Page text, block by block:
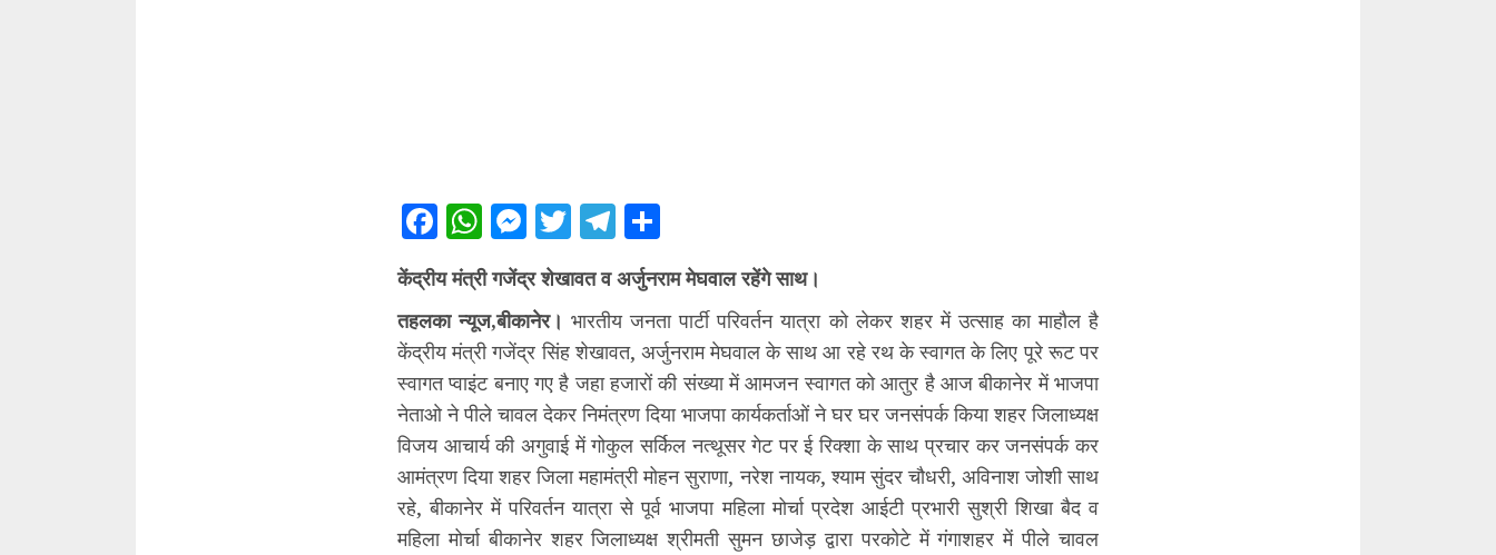
Facebook
WhatsApp
Messenger
TwitterTelegram
केंद्रीय मंत्री गजेंद्र शेखावत व अर्जुनराम मेघवाल रहेंगे साथ।
तहलका न्यूज,बीकानेर। भारतीय जनता पार्टी परिवर्तन यात्रा को लेकर शहर में उत्साह का माहौल है
केंद्रीय मंत्री गजेंद्र सिंह शेखावत, अर्जुनराम मेघवाल के साथ आ रहे रथ के स्वागत के लिए पूरे रूट पर
स्वागत प्वाइंट बनाए गए है जहा हजारों की संख्या में आमजन स्वागत को आतुर है आज बीकानेर में भाजपा
नेताओ ने पीले चावल देकर निमंत्रण दिया भाजपा कार्यकर्ताओं ने घर घर जनसंपर्क किया शहर जिलाध्यक्ष
विजय आचार्य की अगुवाई में गोकुल सर्किल नत्थूसर गेट पर ई रिक्शा के साथ प्रचार कर जनसंपर्क कर
आमंत्रण दिया शहर जिला महामंत्री मोहन सुराणा, नरेश नायक, श्याम सुंदर चौधरी, अविनाश जोशी साथ
रहे, बीकानेर में परिवर्तन यात्रा से पूर्व भाजपा महिला मोर्चा प्रदेश आईटी प्रभारी सुश्री शिखा बैद व
महिला मोर्चा बीकानेर शहर जिलाध्यक्ष श्रीमती सुमन छाजेड़ द्वारा परकोटे में गंगाशहर में पीले चावल